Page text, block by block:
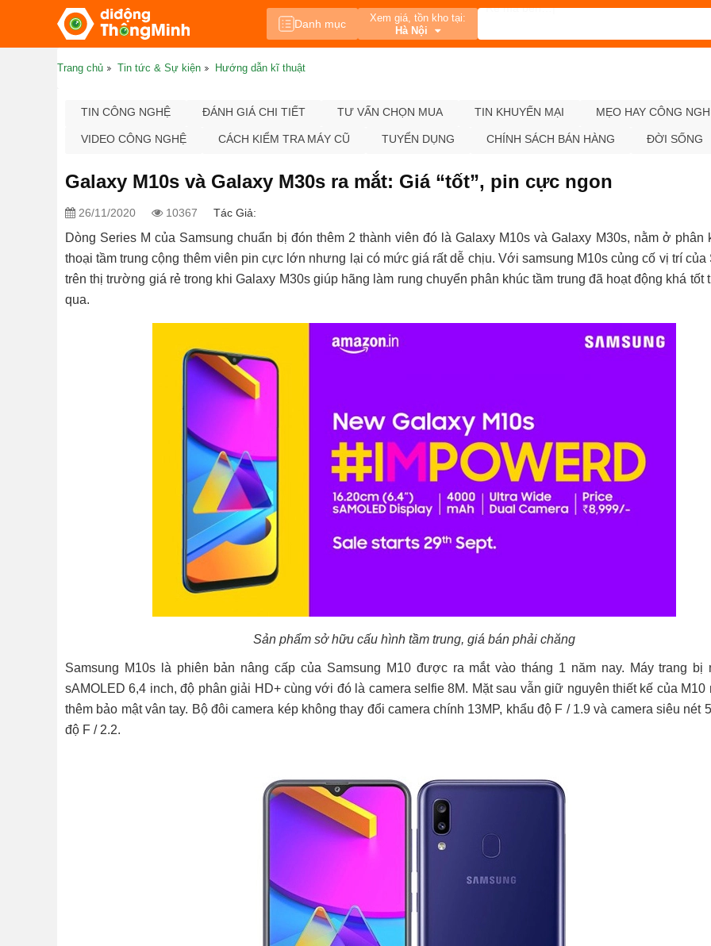
Danh mục
Xem giá, tồn kho tại:
Hà Nội
Trang chủ Tin tức & Sự kiện Hướng dẫn kĩ thuật
TIN CÔNG NGHỆ ĐÁNH GIÁ CHI TIẾT TƯ VẤN CHỌN MUA TIN KHUYẾN MẠI MẸO HAY CÔNG
VIDEO CÔNG NGHỆ CÁCH KIỂM TRA MÁY CŨ TUYỂN DỤNG CHÍNH SÁCH BÁN HÀNG ĐỜI SỐNG
Galaxy M10s và Galaxy M30s ra mắt: Giá “tốt”, pin cực ngon
26/11/2020 10367 Tác Giả:
Dòng Series M của Samsung chuẩn bị đón thêm 2 thành viên đó là Galaxy M10s và Galaxy M30s, nằm ở phân
thoại tầm trung cộng thêm viên pin cực lớn nhưng lại có mức giá rất dễ chịu. Với samsung M10s củng cố vị trí của
trên thị trường giá rẻ trong khi Galaxy M30s giúp hãng làm rung chuyển phân khúc tầm trung đã hoạt động khá tốt
qua.
Sản phẩm sở hữu cấu hình tầm trung, giá bán phải chăng
Samsung M10s là phiên bản nâng cấp của Samsung M10 được ra mắt vào tháng 1 năm nay. Máy trang bị
sAMOLED 6,4 inch, độ phân giải HD+ cùng với đó là camera selfie 8M. Mặt sau vẫn giữ nguyên thiết kế của M10
thêm bảo mật vân tay. Bộ đôi camera kép không thay đổi camera chính 13MP, khẩu độ F / 1.9 và camera siêu nét
độ F / 2.2.